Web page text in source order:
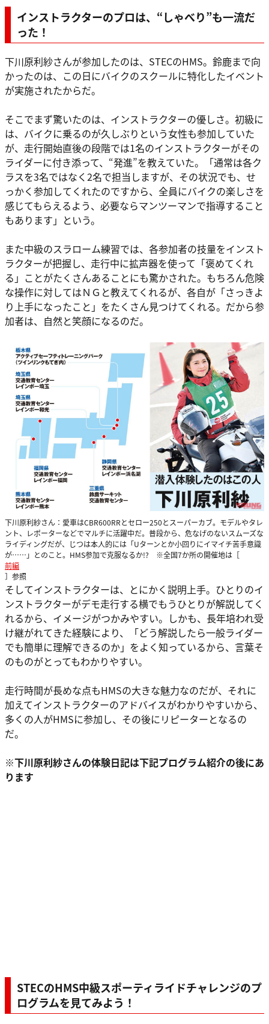
インストラクターのプロは、“しゃべり”も一流だ
った！
下川原利紗さんが参加したのは、STECのHMS。鈴鹿まで向
かったのは、この日にバイクのスクールに特化したイベント
が実施されたからだ。
そこでまず驚いたのは、インストラクターの優しさ。初級に
は、バイクに乗るのが久しぶりという女性も参加していた
が、走行開始直後の段階では1名のインストラクターがその
ライダーに付き添って、“発進”を教えていた。「通常は各ク
ラスを3名ではなく2名で担当しますが、その状況でも、せ
っかく参加してくれたのですから、全員にバイクの楽しさを
感じてもらえるよう、必要ならマンツーマンで指導すること
もあります」という。
また中級のスラローム練習では、各参加者の技量をインスト
ラクターが把握し、走行中に拡声器を使って「褒めてくれ
る」ことがたくさんあることにも驚かされた。もちろん危険
な操作に対してはＮＧと教えてくれるが、各自が「さっきよ
り上手になったこと」をたくさん見つけてくれる。だから参
加者は、自然と笑顔になるのだ。
下川原利紗さん：愛車はCBR600RRとセロー250とスーパーカブ。モデルやタレ
ント、レポーターなどでマルチに活躍中だ。普段から、危なげのないスムーズな
ライディングだが、じつは本人的には「Uターンとか小回りにイマイチ苦手意識
が……」とのこと。HMS参加で克服なるか!? ※全国7か所の開催地は［
前編
］参照
そしてインストラクターは、とにかく説明上手。ひとりのイ
ンストラクターがデモ走行する横でもうひとりが解説してく
れるから、イメージがつかみやすい。しかも、長年培われ受
け継がれてきた経験により、「どう解説したら一般ライダー
でも簡単に理解できるのか」をよく知っているから、言葉そ
のものがとってもわかりやすい。
走行時間が長めな点もHMSの大きな魅力なのだが、それに
加えてインストラクターのアドバイスがわかりやすいから、
多くの人がHMSに参加し、その後にリピーターとなるの
だ。
※下川原利紗さんの体験日記は下記プログラム紹介の後にあ
ります
STECのHMS中級スポーティライドチャレンジのプ
ログラムを見てみよう！